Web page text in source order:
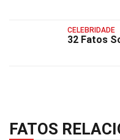
CELEBRIDADE
32 Fatos
FATOS